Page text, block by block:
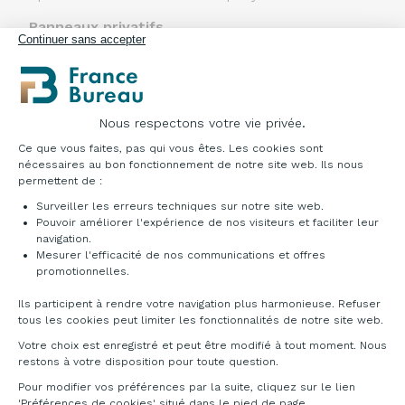
Continuer sans accepter
Nous respectons votre vie privée.
Plateforme de Gestion du Consentement :
Ce que vous faites, pas qui vous êtes. Les cookies sont
nécessaires au bon fonctionnement de notre site web. Ils nous
permettent de :
Surveiller les erreurs techniques sur notre site web.
Pouvoir améliorer l'expérience de nos visiteurs et faciliter leur
navigation.
Mesurer l'efficacité de nos communications et offres
promotionnelles.
Ils participent à rendre votre navigation plus harmonieuse. Refuser
tous les cookies peut limiter les fonctionnalités de notre site web.
Votre choix est enregistré et peut être modifié à tout moment. Nous
restons à votre disposition pour toute question.
Pour modifier vos préférences par la suite, cliquez sur le lien
Axeptio consent
Panneaux privatifs
La version mélaminée est réalisée avec des
panneaux de particules de bois ép.
mélaminé et ABS bordé sur le pourtour 2 mm de
la même couleur que la surface.
La version en tissu est réalisée avec des panneaux
de particules de bois ép.
25 mm enduit mélaminé
et chant ABS limite 2 mm de la même couleur
que la surface et revêtu en tissu. La partie
supérieure est équipée d'un rail en PVC pour
permettre la fixation d'accessoires. La fixation
s'effectue à l'aide de supports métalliques
(fournies séparément).
Panneaux acoustiques certifiés ép.38 millimètres.
Réalisé avec panneau intérieur en MDF ép.
mm, papier nid d'abeille, mousse polyuréthane 10
mm recouverte de velours et tissu extérieur.Les
fixation s'effectue à l'aide de supports métalliques
(fournis séparément).
Fabriqué en tôle ép.6 millimètres.Ils sont équipés